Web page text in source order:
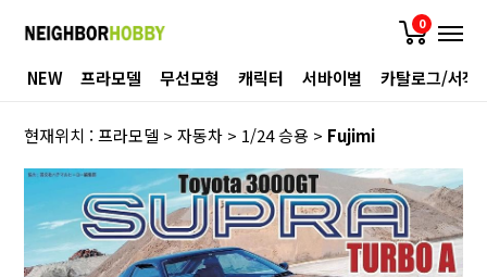
0
NEW 프라모델 무선모형 캐릭터 서바이벌 카탈로그/서적
현재위치 :프라모델 >자동차 > 1/24 승용 > Fujimi